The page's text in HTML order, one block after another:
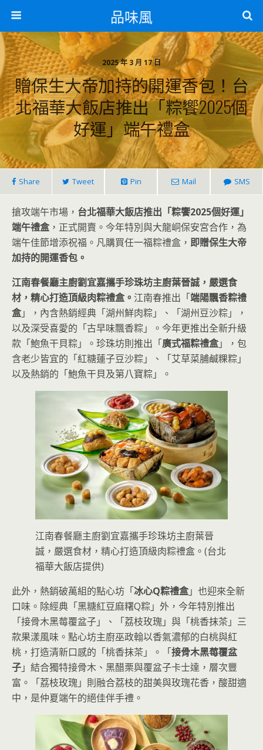
品味風
2025 年 3 月 17 日
贈保生大帝加持的開運香包！台
北福華大飯店推出「粽饗2025個
好運」端午禮盒
Share Tweet Pin Mail SMS
搶攻端午市場， 台北福華大飯店推出「粽饗2025個好運」
端午禮盒，正式開賣。今年特別與大龍峒保安宮合作，為
端午佳節增添祝福。凡購買任一福粽禮盒， 即贈保生大帝
加持的開運香包。
江南春餐廳主廚劉宜嘉攜手珍珠坊主廚葉晉誠，嚴選食
材，精心打造頂級肉粽禮盒。 江南春推出「端陽飄香粽禮
盒」，內含熱銷經典「湖州鮮肉粽」、「湖州豆沙粽」，
以及深受喜愛的「古早味飄香粽」。今年更推出全新升級
款「鮑魚干貝粽」。珍珠坊則推出「廣式福粽禮盒」，包
含老少皆宜的「紅糖蓮子豆沙粽」、「艾草菜脯鹹粿粽」
以及熱銷的「鮑魚干貝及第八寶粽」。
江南春餐廳主廚劉宜嘉攜手珍珠坊主廚葉晉
誠，嚴選食材，精心打造頂級肉粽禮盒。(台北
福華大飯店提供)
此外，熱銷破萬組的點心坊「冰心Q粽禮盒」也迎來全新
口味。除經典「黑糖紅豆麻糬Q粽」外，今年特別推出
「接骨木黑莓覆盆子」、「荔枝玫瑰」與「桃香抹茶」三
款果漾風味。點心坊主廚巫政翰以香氣濃郁的白桃與紅
桃，打造清新口感的「桃香抹茶」。「接骨木黑莓覆盆
子」結合獨特接骨木、黑醋栗與覆盆子卡士達，層次豐
富。「荔枝玫瑰」則融合荔枝的甜美與玫瑰花香，酸甜適
中，是仲夏端午的絕佳伴手禮。